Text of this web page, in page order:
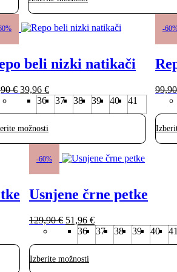
129,90 €.
beli nizki natikači
€ Izvirna
cena
99,90 €.
39,96 €Trenutna
cena
36 37 38 39 40 41
možnosti
-
lahko
strani
-60%
Usnjene črne petke
129,90€ Izvirna
cena
129,90 €.
51,96 €Trenutna
cena
36 37 38 39 40 41
Izberite možnosti
izdelek
različic.
Možnosti
izberete
strani
izdelka